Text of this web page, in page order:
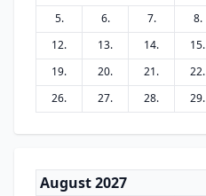
5.
6. 7. 8.
12.
13. 14. 15.
19.
20. 21. 22.
26.
27. 28. 29.
August 2027